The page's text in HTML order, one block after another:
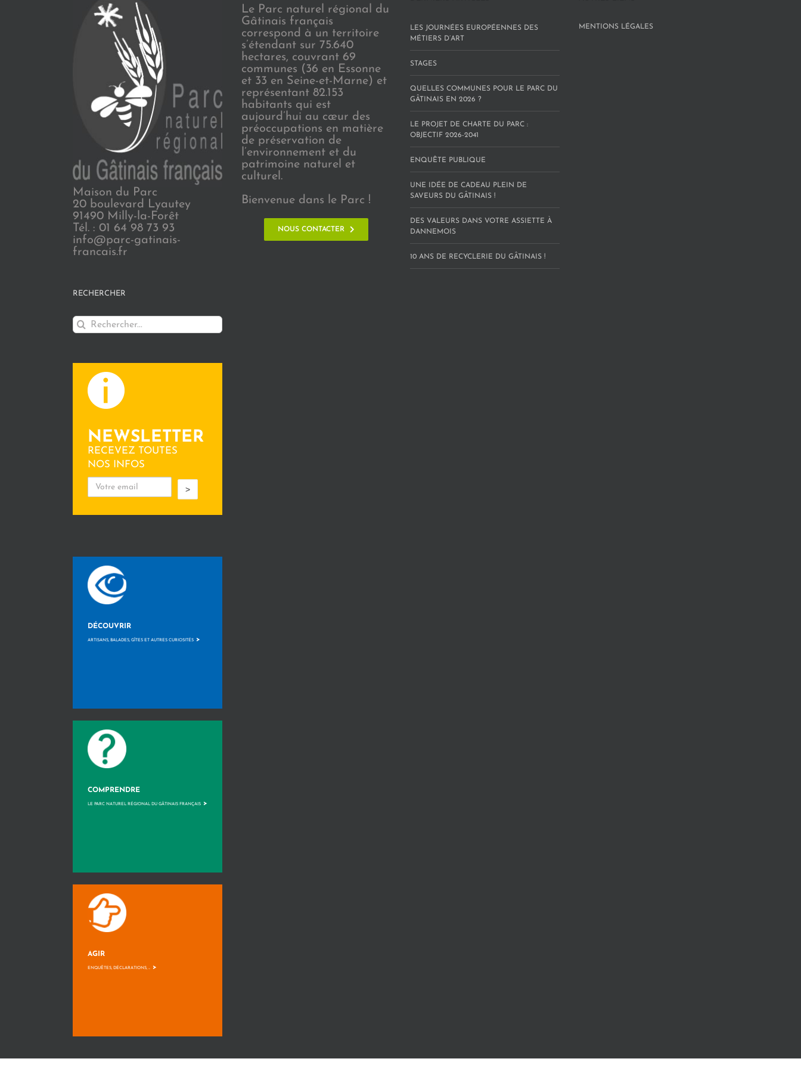
Maison du Parc
20 boulevard Lyautey
91490 Milly-la-Forêt
Tél. : 01 64 98 73 93
info@parc-gatinais-
francais.fr
RECHERCHER
Rechercher:
NEWSLETTER
RECEVEZ TOUTES
NOS INFOS
>
DÉCOUVRIR
ARTISANS, BALADES, GÎTES ET AUTRES CURIOSITÉS >
COMPRENDRE
LE PARC NATUREL RÉGIONAL DU GÂTINAIS FRANÇAIS >
AGIR
ENQUÊTES, DÉCLARATIONS, ... >
Le Parc naturel régional du
Gâtinais français
correspond à un territoire
s’étendant sur 75.640
hectares, couvrant 69
communes (36 en Essonne
et 33 en Seine-et-Marne) et
représentant 82.153
habitants qui est
aujourd’hui au cœur des
préoccupations en matière
de préservation de
l’environnement et du
patrimoine naturel et
culturel.
Bienvenue dans le Parc !
NOUS CONTACTER
LES JOURNÉES EUROPÉENNES DES
MÉTIERS D’ART
STAGES
QUELLES COMMUNES POUR LE PARC DU
GÂTINAIS EN 2026 ?
LE PROJET DE CHARTE DU PARC :
OBJECTIF 2026-2041
ENQUÊTE PUBLIQUE
UNE IDÉE DE CADEAU PLEIN DE
SAVEURS DU GÂTINAIS !
DES VALEURS DANS VOTRE ASSIETTE À
DANNEMOIS
10 ANS DE RECYCLERIE DU GÂTINAIS !
MENTIONS LÉGALES